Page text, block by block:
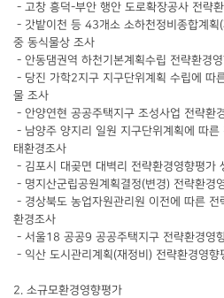
- 고창 흥덕-부안 행안 도로확장공사 전략
- 갓밭이천 등 43개소 소하천정비종합계획
중 동식물상 조사
- 안동댐권역 하천기본계획수립 전략환경
- 당진 가학2지구 지구단위계획 수립에 따
물 조사
- 안양연현 공공주택지구 조성사업 전략환
- 남양주 양지리 일원 지구단위계획에 따른
태환경조사
- 김포시 대곶면 대벽리 전략환경영향평가
- 명지산군립공원계획결정(변경) 전략환경
- 경상북도 농업자원관리원 이전에 따른 전
환경조사
- 서울18 공공9 공공주택지구 전략환경영
- 익산 도시관리계획(재정비) 전략환경영향
2. 소규모환경영향평가